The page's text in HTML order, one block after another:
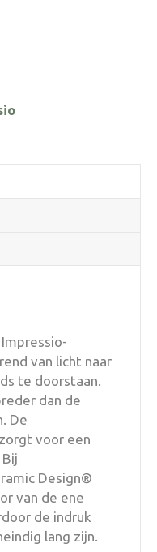
van licht naar
te doorstaan.
dan de
De
voor een
Design®
van de ene
de indruk
lang zijn.